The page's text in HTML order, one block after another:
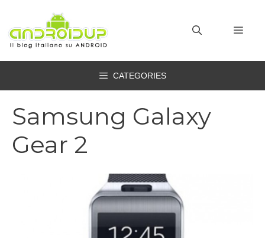
contenuto
CATEGORIES
Samsung Galaxy
Gear 2